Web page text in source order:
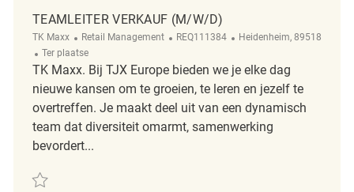
TEAMLEITER VERKAUF (M/W/D)
TK Maxx Categorie
Retail Management ReqId
REQ111384 Plaats
Heidenheim, 89518
Afgelegen
Ter plaatse
TK Maxx. Bij TJX Europe bieden we je elke dag
nieuwe kansen om te groeien, te leren en jezelf te
overtreffen. Je maakt deel uit van een dynamisch
team dat diversiteit omarmt, samenwerking
bevordert...
Redden Teamleiter Verkauf (m/w/d) REQ111384